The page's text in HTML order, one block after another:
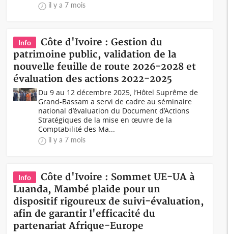
il y a 7 mois
Info
Côte d'Ivoire : Gestion du
patrimoine public, validation de la
nouvelle feuille de route 2026-2028 et
évaluation des actions 2022-2025
Du 9 au 12 décembre 2025, l’Hôtel Suprême de
Grand-Bassam a servi de cadre au séminaire
national d’évaluation du Document d’Actions
Stratégiques de la mise en œuvre de la
Comptabilité des Ma...
il y a 7 mois
Info
Côte d'Ivoire : Sommet UE-UA à
Luanda, Mambé plaide pour un
dispositif rigoureux de suivi-évaluation,
afin de garantir l'efficacité du
partenariat Afrique-Europe